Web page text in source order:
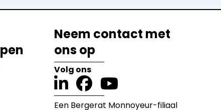
Neem contact met
ons op
Volg ons
Een Bergerat Monnoyeur-filiaal